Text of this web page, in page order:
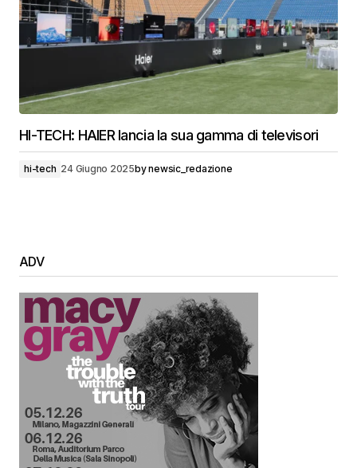
HI-TECH: HAIER lancia la sua gamma di televisori
hi-tech 24 Giugno 2025bynewsic_redazione
ADV